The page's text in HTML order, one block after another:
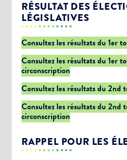
RÉSULTAT DES
LÉGISLATIVES
Consultez les résultats du 1er
Consultez les résultats du 1er
circonscription
Consultez les résultats du 2nd
Consultez les résultats du 2nd
circonscription
RAPPEL POUR LES